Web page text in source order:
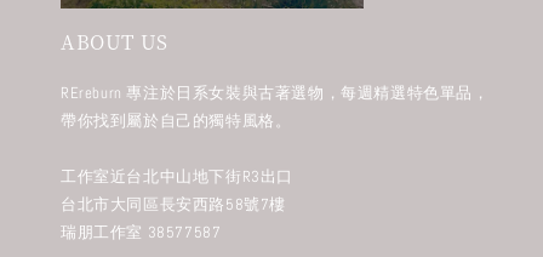
ABOUT US
REreburn 專注於日系女裝與古著選物，每週精選特色單品，
帶你找到屬於自己的獨特風格。
工作室近台北中山地下街R3出口
台北市大同區長安西路58號7樓
瑞朋工作室 38577587